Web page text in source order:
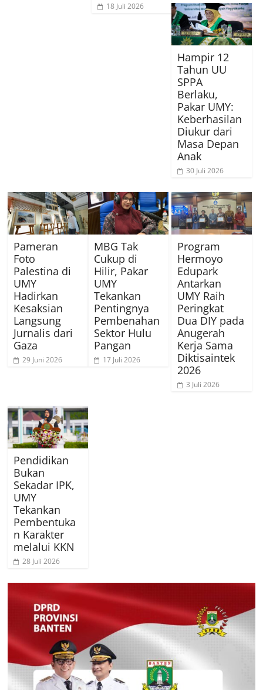
18 Juli 2026
Hampir 12
Tahun UU
SPPA
Berlaku,
Pakar UMY:
Keberhasilan
Diukur dari
Masa Depan
Anak
30 Juli 2026
Pameran
Foto
Palestina di
UMY
Hadirkan
Kesaksian
Langsung
Jurnalis dari
Gaza
29 Juni 2026
MBG Tak
Cukup di
Hilir, Pakar
UMY
Tekankan
Pentingnya
Pembenahan
Sektor Hulu
Pangan
17 Juli 2026
Program
Hermoyo
Edupark
Antarkan
UMY Raih
Peringkat
Dua DIY pada
Anugerah
Kerja Sama
Diktisaintek
2026
3 Juli 2026
Pendidikan
Bukan
Sekadar IPK,
UMY
Tekankan
Pembentuka
n Karakter
melalui KKN
28 Juli 2026